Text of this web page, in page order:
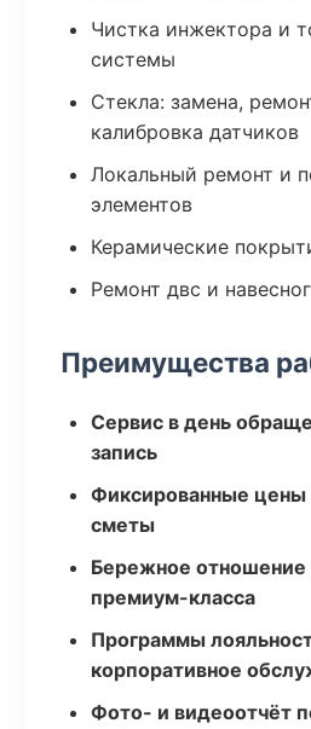
Чистка инжектора и
системы
Стекла: замена,
калибровка датчиков
Локальный ремонт и
элементов
Керамические
Ремонт двс и
Преимущества
Сервис в день
запись
Фиксированные цены
сметы
Бережное отношение
премиум-класса
Программы
корпоративное
Фото- и видеоотчёт